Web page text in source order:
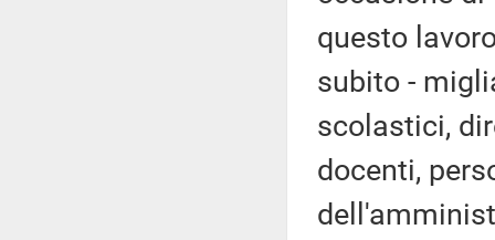
questo
subito -
scolastici,
docenti,